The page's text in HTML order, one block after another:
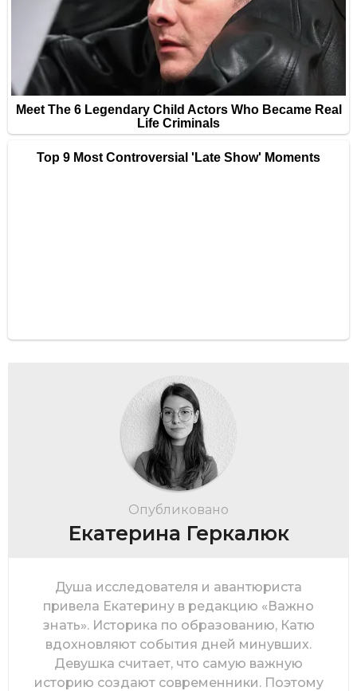
Опубликовано
Екатерина Геркалюк
Душа исследователя и авантюриста
привела Екатерину в редакцию «Важно
знать». Историка по образованию, Катю
вдохновляют события дней минувших.
Девушка считает, что самую важную
историю создают современники. Поэтому